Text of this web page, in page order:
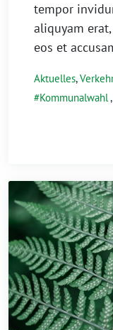
tempor
aliquyam
eos et
Aktuelles,
Kommunalwahl,